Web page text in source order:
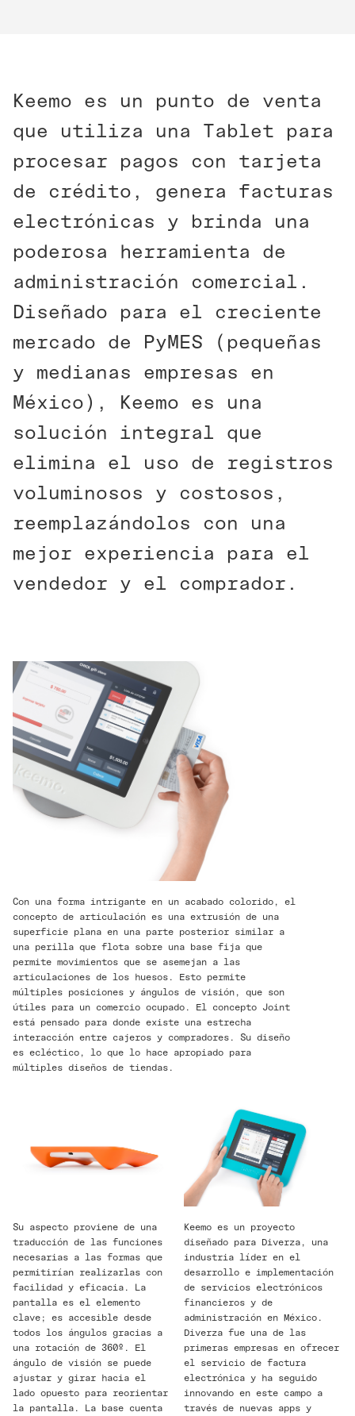
Keemo es un punto de venta
que utiliza una Tablet para
procesar pagos con tarjeta
de crédito, genera facturas
electrónicas y brinda una
poderosa herramienta de
administración comercial.
Diseñado para el creciente
mercado de PyMES (pequeñas
y medianas empresas en
México), Keemo es una
solución integral que
elimina el uso de registros
voluminosos y costosos,
reemplazándolos con una
mejor experiencia para el
vendedor y el comprador.
Con una forma intrigante en un acabado colorido, el
concepto de articulación es una extrusión de una
superficie plana en una parte posterior similar a
una perilla que flota sobre una base fija que
permite movimientos que se asemejan a las
articulaciones de los huesos. Esto permite
múltiples posiciones y ángulos de visión, que son
útiles para un comercio ocupado. El concepto Joint
está pensado para donde existe una estrecha
interacción entre cajeros y compradores. Su diseño
es ecléctico, lo que lo hace apropiado para
múltiples diseños de tiendas.
Su aspecto proviene de una
traducción de las funciones
necesarias a las formas que
permitirían realizarlas con
facilidad y eficacia. La
pantalla es el elemento
clave; es accesible desde
todos los ángulos gracias a
una rotación de 360º. El
ángulo de visión se puede
ajustar y girar hacia el
lado opuesto para reorientar
la pantalla. La base cuenta
Keemo es un proyecto
diseñado para Diverza, una
industria líder en el
desarrollo e implementación
de servicios electrónicos
financieros y de
administración en México.
Diverza fue una de las
primeras empresas en ofrecer
el servicio de factura
electrónica y ha seguido
innovando en este campo a
través de nuevas apps y